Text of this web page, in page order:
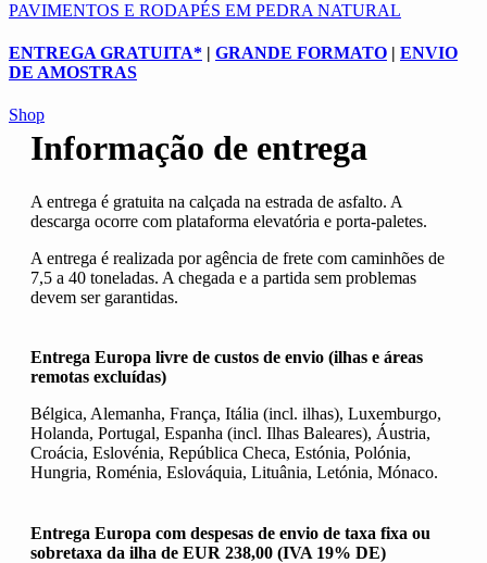
PAVIMENTOS E RODAPÉS EM PEDRA NATURAL
ENTREGA GRATUITA* | GRANDE FORMATO | ENVIO
DE AMOSTRAS
Shop
Informação de entrega
A entrega é gratuita na calçada na estrada de asfalto. A
descarga ocorre com plataforma elevatória e porta-paletes.
A entrega é realizada por agência de frete com caminhões de
7,5 a 40 toneladas. A chegada e a partida sem problemas
devem ser garantidas.
Entrega Europa livre de custos de envio (ilhas e áreas
remotas excluídas)
Bélgica, Alemanha, França, Itália (incl. ilhas), Luxemburgo,
Holanda, Portugal, Espanha (incl. Ilhas Baleares), Áustria,
Croácia, Eslovénia, República Checa, Estónia, Polónia,
Hungria, Roménia, Eslováquia, Lituânia, Letónia, Mónaco.
Entrega Europa com despesas de envio de taxa fixa ou
sobretaxa da ilha de EUR 238,00 (IVA 19% DE)